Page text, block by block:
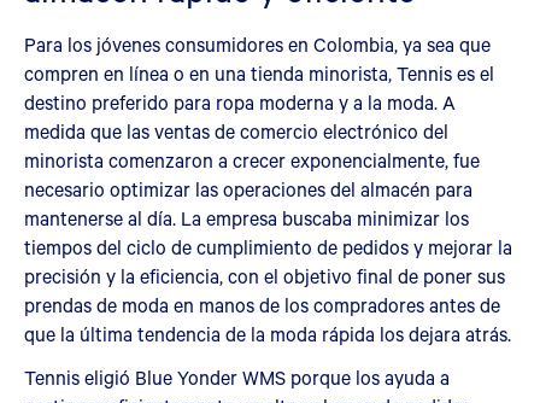
Para los jóvenes consumidores en Colombia, ya sea que
compren en línea o en una tienda minorista, Tennis es el
destino preferido para ropa moderna y a la moda. A
medida que las ventas de comercio electrónico del
minorista comenzaron a crecer exponencialmente, fue
necesario optimizar las operaciones del almacén para
mantenerse al día. La empresa buscaba minimizar los
tiempos del ciclo de cumplimiento de pedidos y mejorar la
precisión y la eficiencia, con el objetivo final de poner sus
prendas de moda en manos de los compradores antes de
que la última tendencia de la moda rápida los dejara atrás.
Tennis eligió Blue Yonder WMS porque los ayuda a